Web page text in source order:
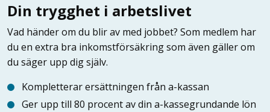
Din trygghet i arbetslivet
Vad händer om du blir av med jobbet? Som medlem har
du en extra bra inkomstförsäkring som även gäller om
du säger upp dig själv.
Kompletterar ersättningen från a-kassan
Ger upp till 80 procent av din a-kassegrundande lön